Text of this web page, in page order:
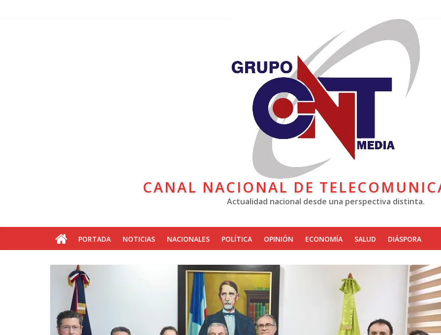
CANAL NACIONAL DE
Actualidad nacional desde una perspectiva distinta.
PORTADA NOTICIAS NACIONALES POLÍTICA OPINIÓN ECONOMÍA SALUD DIÁSPORA